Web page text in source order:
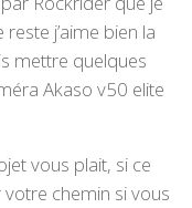
j’aime bien la
mettre quelques
Akaso v50 elite
vous plait, si ce
votre chemin si vous